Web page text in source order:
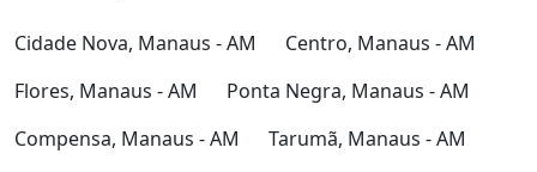
Cidade Nova, Manaus - AM
Centro, Manaus - AM
Flores, Manaus - AM
Ponta Negra, Manaus - AM
Compensa, Manaus - AM
Tarumã, Manaus - AM